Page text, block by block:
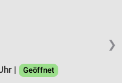
❯
|
Geöffnet